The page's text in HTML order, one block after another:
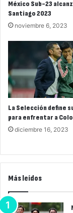
México Sub-23
Santiago 2023
noviembre 6, 2023
La Selección define
para enfrentar a
diciembre 16, 2023
Más leídos